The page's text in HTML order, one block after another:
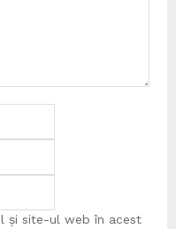
și site-ul web în acest